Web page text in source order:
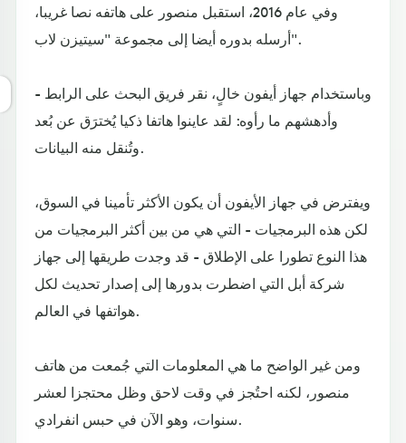
وفي عام 2016، استقبل منصور على هاتفه نصا غريبا،
أرسله بدوره أيضا إلى مجموعة "سيتيزن لاب".
وباستخدام جهاز أيفون خالٍ، نقر فريق البحث على الرابط -
وأدهشهم ما رأوه: لقد عاينوا هاتفا ذكيا يُخترَق عن بُعد
وتُنقل منه البيانات.
ويفترض في جهاز الأيفون أن يكون الأكثر تأمينا في السوق،
لكن هذه البرمجيات - التي هي من بين أكثر البرمجيات من
هذا النوع تطورا على الإطلاق - قد وجدت طريقها إلى جهاز
شركة أبل التي اضطرت بدورها إلى إصدار تحديث لكل
هواتفها في العالم.
ومن غير الواضح ما هي المعلومات التي جُمعت من هاتف
منصور، لكنه احتُجز في وقت لاحق وظل محتجزا لعشر
سنوات، وهو الآن في حبس انفرادي.